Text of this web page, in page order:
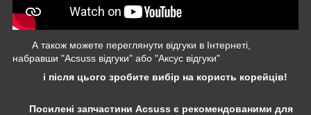
А також можете переглянути відгуки в Інтернеті,
набравши "Acsuss відгуки" або "Аксус відгуки"
і після цього зробите вибір на користь корейців!
Посилені запчастини Acsuss є рекомендованими для